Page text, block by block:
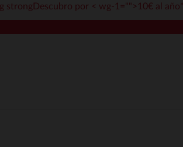
strongDescubro por < wg-1="">10€ al año*